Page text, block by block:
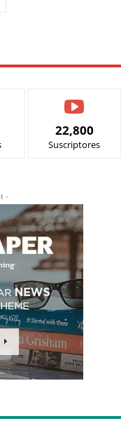
22,800
Suscriptores
-